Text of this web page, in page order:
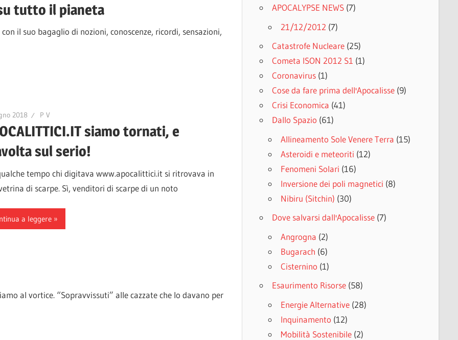
tutto il pianeta
il suo bagaglio di nozioni, conoscenze, ricordi, sensazioni,
2018 P V
siamo tornati, e
sul serio!
tempo chi digitava www.apocalittici.it si ritrovava in
di scarpe. Sì, venditori di scarpe di un noto
a leggere
al vortice. “Sopravvissuti” alle cazzate che lo davano per
APOCALYPSE NEWS(7)
21/12/2012 (7)
Catastrofe Nucleare(25)
Cometa ISON 2012 S1 (1)
Coronavirus(1)
Cose da fare prima dell'Apocalisse(9)
Crisi Economica (41)
Dallo Spazio (61)
Allineamento Sole Venere Terra (15)
Asteroidi e meteoriti (12)
Fenomeni Solari (16)
Inversione dei poli magnetici (8)
Nibiru (Sitchin) (30)
Dove salvarsi dall'Apocalisse(7)
Angrogna (2)
Bugarach (6)
Cisternino (1)
Esaurimento Risorse(58)
Energie Alternative(28)
Inquinamento (12)
Mobilità Sostenibile(2)